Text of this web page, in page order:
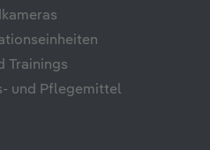
Trainings
und Pflegemittel